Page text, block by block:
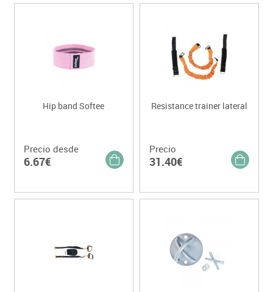
Hip band Softee
Precio desde
6.67€
Resistance trainer lateral
Precio
31.40€